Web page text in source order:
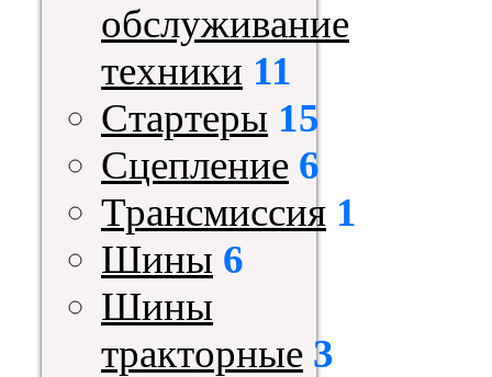
обслуживание
техники 11
Стартеры 15
Сцепление 6
Трансмиссия 1
Шины 6
Шины
тракторные 3